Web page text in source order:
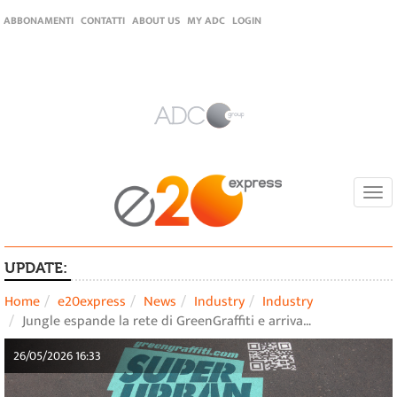
ABBONAMENTI CONTATTI ABOUT US MY ADC LOGIN
UPDATE:
Home e20express News Industry
Industry
Jungle espande la rete di GreenGraffiti e arriva…
26/05/2026 16:33